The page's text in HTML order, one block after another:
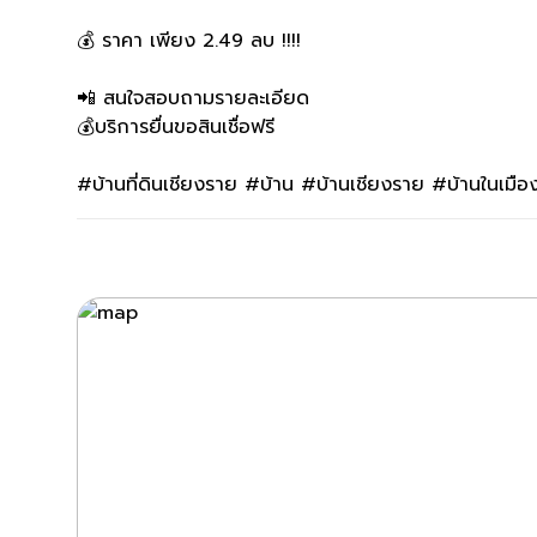
💰 ราคา เพียง 2.49 ลบ !!!!
📲 สนใจสอบถามรายละเอียด
💰บริการยื่นขอสินเชื่อฟรี
#บ้านที่ดินเชียงราย #บ้าน #บ้านเชียงราย #บ้านในเมือ